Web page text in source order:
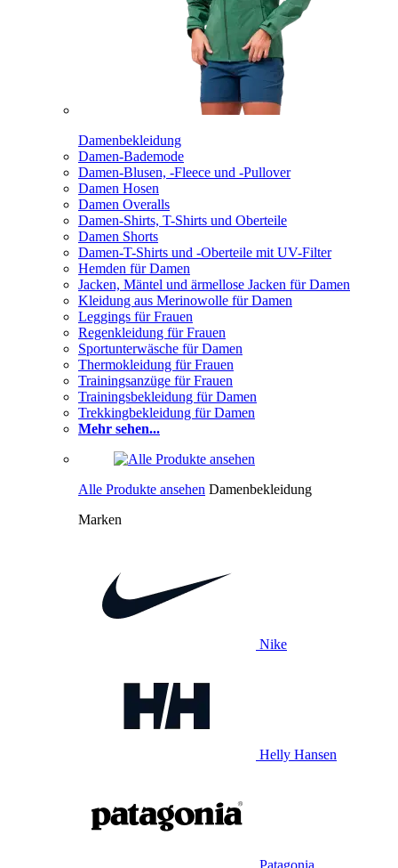
Damenbekleidung
Damen-Bademode
Damen-Blusen, -Fleece und -Pullover
Damen Hosen
Damen Overalls
Damen-Shirts, T-Shirts und Oberteile
Damen Shorts
Damen-T-Shirts und -Oberteile mit UV-Filter
Hemden für Damen
Jacken, Mäntel und ärmellose Jacken für Damen
Kleidung aus Merinowolle für Damen
Leggings für Frauen
Regenkleidung für Frauen
Sportunterwäsche für Damen
Thermokleidung für Frauen
Trainingsanzüge für Frauen
Trainingsbekleidung für Damen
Trekkingbekleidung für Damen
Mehr sehen...
Alle Produkte ansehen Damenbekleidung
Marken
Nike
Helly Hansen
Patagonia